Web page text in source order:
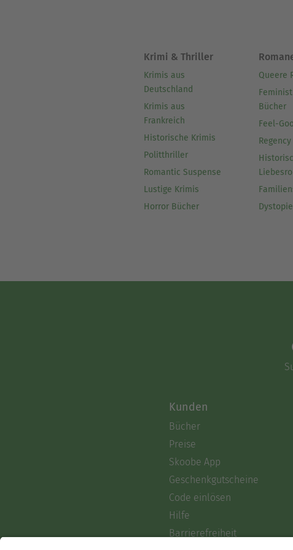
Krimi & Thriller
Krimis aus
Deutschland
Krimis aus
Frankreich
Historische Krimis
Politthriller
Romantic Suspense
Lustige Krimis
Horror Bücher
Queere
Bücher
Feel-
Kunden
Bücher
Preise
Skoobe App
Geschenkgutscheine
Code einlösen
Hilfe
Barrierefreiheit